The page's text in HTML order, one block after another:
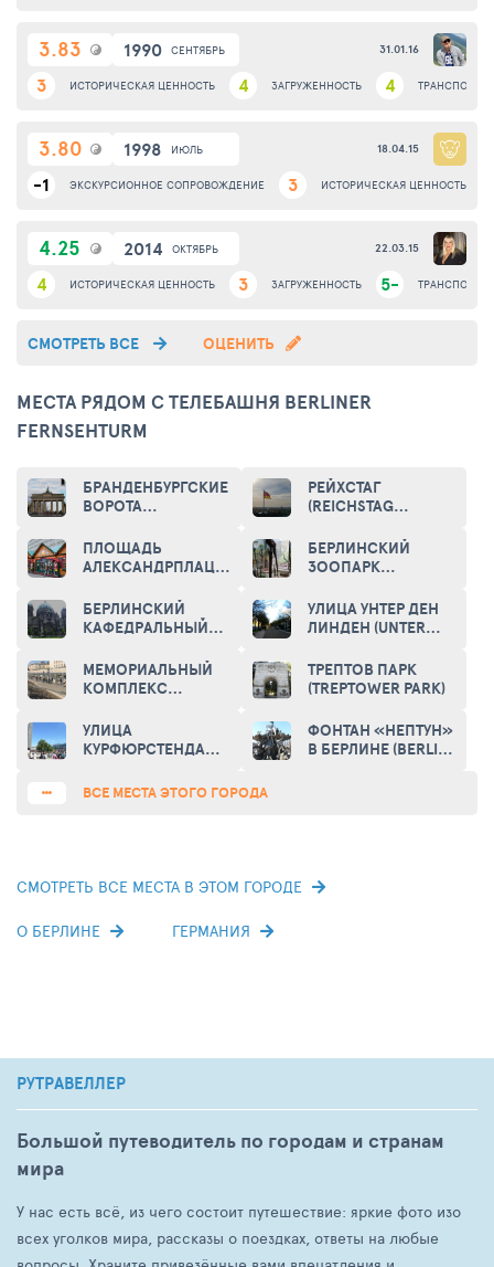
3.83
3 ИСТОРИЧЕСКАЯ ЦЕННОСТЬ 4 ЗАГРУЖЕННОСТЬ 4
1990 СЕНТЯБРЬ 31.01.16
3.80
-1 ЭКСКУРСИОННОЕ СОПРОВОЖДЕНИЕ 3 ИСТОРИЧЕСКАЯ ЦЕННОСТЬ
1998 ИЮЛЬ 18.04.15
4.25
4 ИСТОРИЧЕСКАЯ ЦЕННОСТЬ 3 ЗАГРУЖЕННОСТЬ 5-
2014 ОКТЯБРЬ 22.03.15
СМОТРЕТЬ ВСЕ ОЦЕНИТЬ
МЕСТА РЯДОМ С ТЕЛЕБАШНЯ BERLINER
FERNSEHTURM
БРАНДЕНБУРГСКИЕ
ВОРОТА
GATE)
РЕЙХСТАГ
(REICHSTAG
ПЛОЩАДЬ
АЛЕКСАНДРПЛАЦ
БЕРЛИНСКИЙ
ЗООПАРК
GARTEN BERLIN)
БЕРЛИНСКИЙ
КАФЕДРАЛЬНЫЙ
CATHEDRAL)
УЛИЦА УНТЕР ДЕН
ЛИНДЕН (UNTER
МЕМОРИАЛЬНЫЙ
КОМПЛЕКС
СТЕНА» (MEMORIAL
OF THE BERLIN
ТРЕПТОВ ПАРК
(TREPTOWER PARK)
УЛИЦА
КУРФЮРСТЕНДАММ
ФОНТАН «НЕПТУН»
В БЕРЛИНЕ (BERLIN
ВСЕ МЕСТА ЭТОГО ГОРОДА
СМОТРЕТЬ ВСЕ МЕСТА В ЭТОМ ГОРОДЕ
О БЕРЛИНЕ ГЕРМАНИЯ
РУТРАВЕЛЛЕР
Большой путеводитель по городам и странам
мира
У нас есть всё, из чего состоит путешествие: яркие фото изо
всех уголков мира, рассказы о поездках, ответы на любые